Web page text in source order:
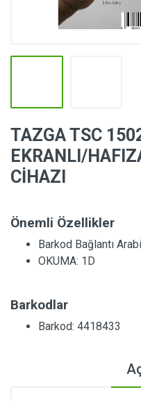
TAZGA TSC
EKRANLI/
CİHAZI
Önemli Özellikler
Barkod Bağlantı
OKUMA: 1D
Barkodlar
Barkod: 4418433